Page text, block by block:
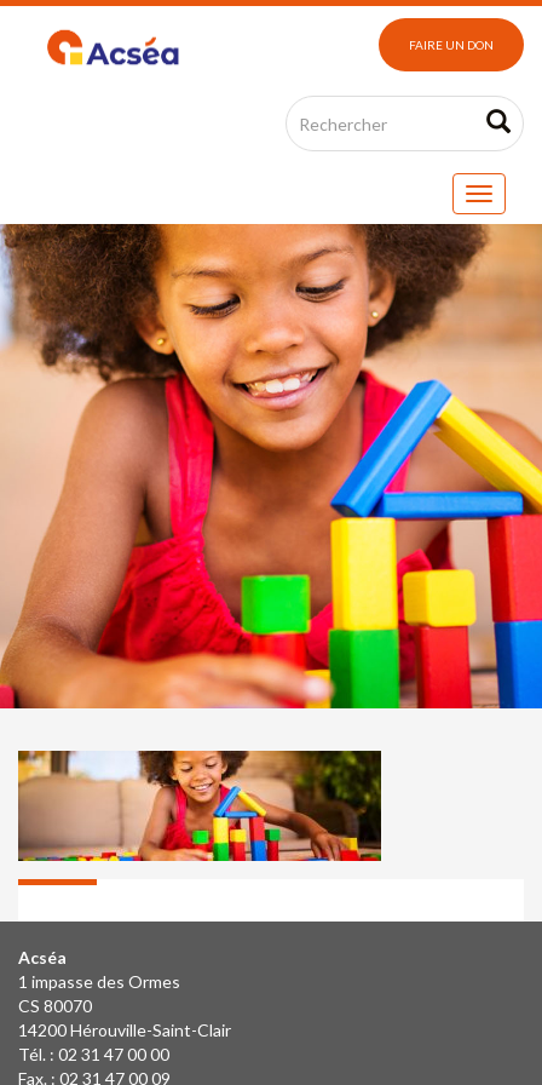
FAIRE UN DON
Acséa
1 impasse des Ormes
CS 80070
14200 Hérouville-Saint-Clair
Tél. : 02 31 47 00 00
Fax. : 02 31 47 00 09